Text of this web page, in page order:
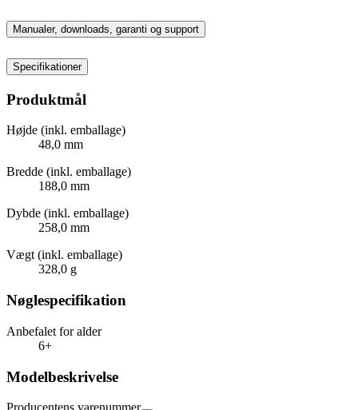
Manualer, downloads, garanti og support
Specifikationer
Produktmål
Højde (inkl. emballage)
48,0 mm
Bredde (inkl. emballage)
188,0 mm
Dybde (inkl. emballage)
258,0 mm
Vægt (inkl. emballage)
328,0 g
Nøglespecifikation
Anbefalet for alder
6+
Modelbeskrivelse